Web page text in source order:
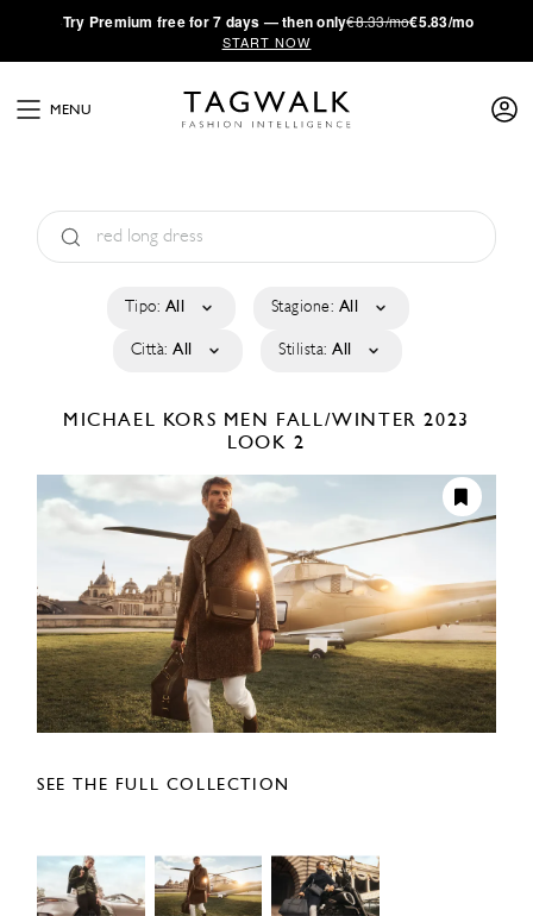
·Try Premium free for 7 days — then only€8.33/mo€5.83/mo
START NOW
MENU
Tipo: All Stagione: All
Città: All Stilista: All
MICHAEL KORS MEN FALL/WINTER 2023
LOOK 2
SEE THE FULL COLLECTION